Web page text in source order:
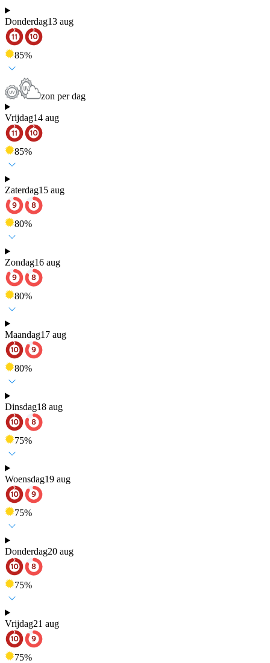
Donderdag13 aug
85%
zon per dag
Vrijdag14 aug
85%
Zaterdag15 aug
80%
Zondag16 aug
80%
Maandag17 aug
80%
Dinsdag18 aug
75%
Woensdag19 aug
75%
Donderdag20 aug
75%
Vrijdag21 aug
75%